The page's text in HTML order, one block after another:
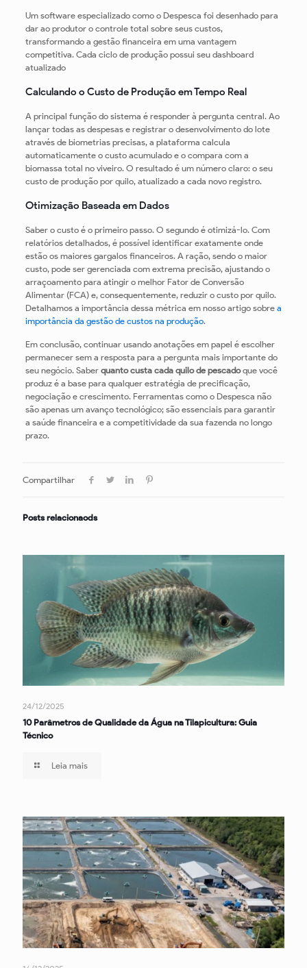
Um software especializado como o Despesca foi desenhado para
dar ao produtor o controle total sobre seus custos,
transformando a gestão financeira em uma vantagem
competitiva. Cada ciclo de produção possui seu dashboard
atualizado
Calculando o Custo de Produção em Tempo Real
A principal função do sistema é responder à pergunta central. Ao
lançar todas as despesas e registrar o desenvolvimento do lote
através de biometrias precisas, a plataforma calcula
automaticamente o custo acumulado e o compara com a
biomassa total no viveiro. O resultado é um número claro: o seu
custo de produção por quilo, atualizado a cada novo registro.
Otimização Baseada em Dados
Saber o custo é o primeiro passo. O segundo é otimizá-lo. Com
relatórios detalhados, é possível identificar exatamente onde
estão os maiores gargalos financeiros. A ração, sendo o maior
custo, pode ser gerenciada com extrema precisão, ajustando o
arraçoamento para atingir o melhor Fator de Conversão
Alimentar (FCA) e, consequentemente, reduzir o custo por quilo.
Detalhamos a importância dessa métrica em nosso artigo sobre a
importância da gestão de custos na produção.
Em conclusão, continuar usando anotações em papel é escolher
permanecer sem a resposta para a pergunta mais importante do
seu negócio. Saber quanto custa cada quilo de pescadoque você
produz é a base para qualquer estratégia de precificação,
negociação e crescimento. Ferramentas como o Despesca não
são apenas um avanço tecnológico; são essenciais para garantir
a saúde financeira e a competitividade da sua fazenda no longo
prazo.
Compartilhar
Posts relacionaods
24/12/2025
10 Parâmetros de Qualidade da Água na Tilapicultura: Guia
Técnico
Leia mais